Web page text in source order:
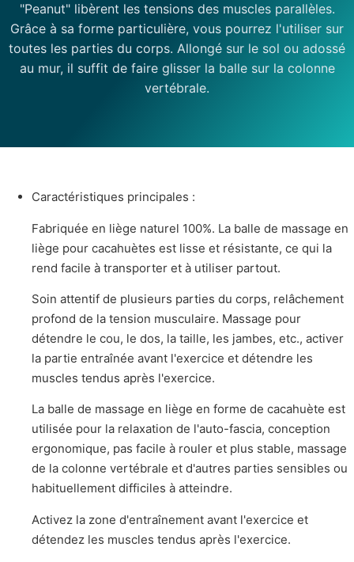
"Peanut" libèrent les tensions des muscles parallèles.
Grâce à sa forme particulière, vous pourrez l'utiliser sur
toutes les parties du corps. Allongé sur le sol ou adossé
au mur, il suffit de faire glisser la balle sur la colonne
vertébrale.
Caractéristiques principales :
Fabriquée en liège naturel 100%. La balle de massage en
liège pour cacahuètes est lisse et résistante, ce qui la
rend facile à transporter et à utiliser partout.
Soin attentif de plusieurs parties du corps, relâchement
profond de la tension musculaire. Massage pour
détendre le cou, le dos, la taille, les jambes, etc., activer
la partie entraînée avant l'exercice et détendre les
muscles tendus après l'exercice.
La balle de massage en liège en forme de cacahuète est
utilisée pour la relaxation de l'auto-fascia, conception
ergonomique, pas facile à rouler et plus stable, massage
de la colonne vertébrale et d'autres parties sensibles ou
habituellement difficiles à atteindre.
Activez la zone d'entraînement avant l'exercice et
détendez les muscles tendus après l'exercice.